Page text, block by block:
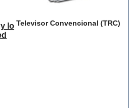
Televisor Convencional (TRC)
lo